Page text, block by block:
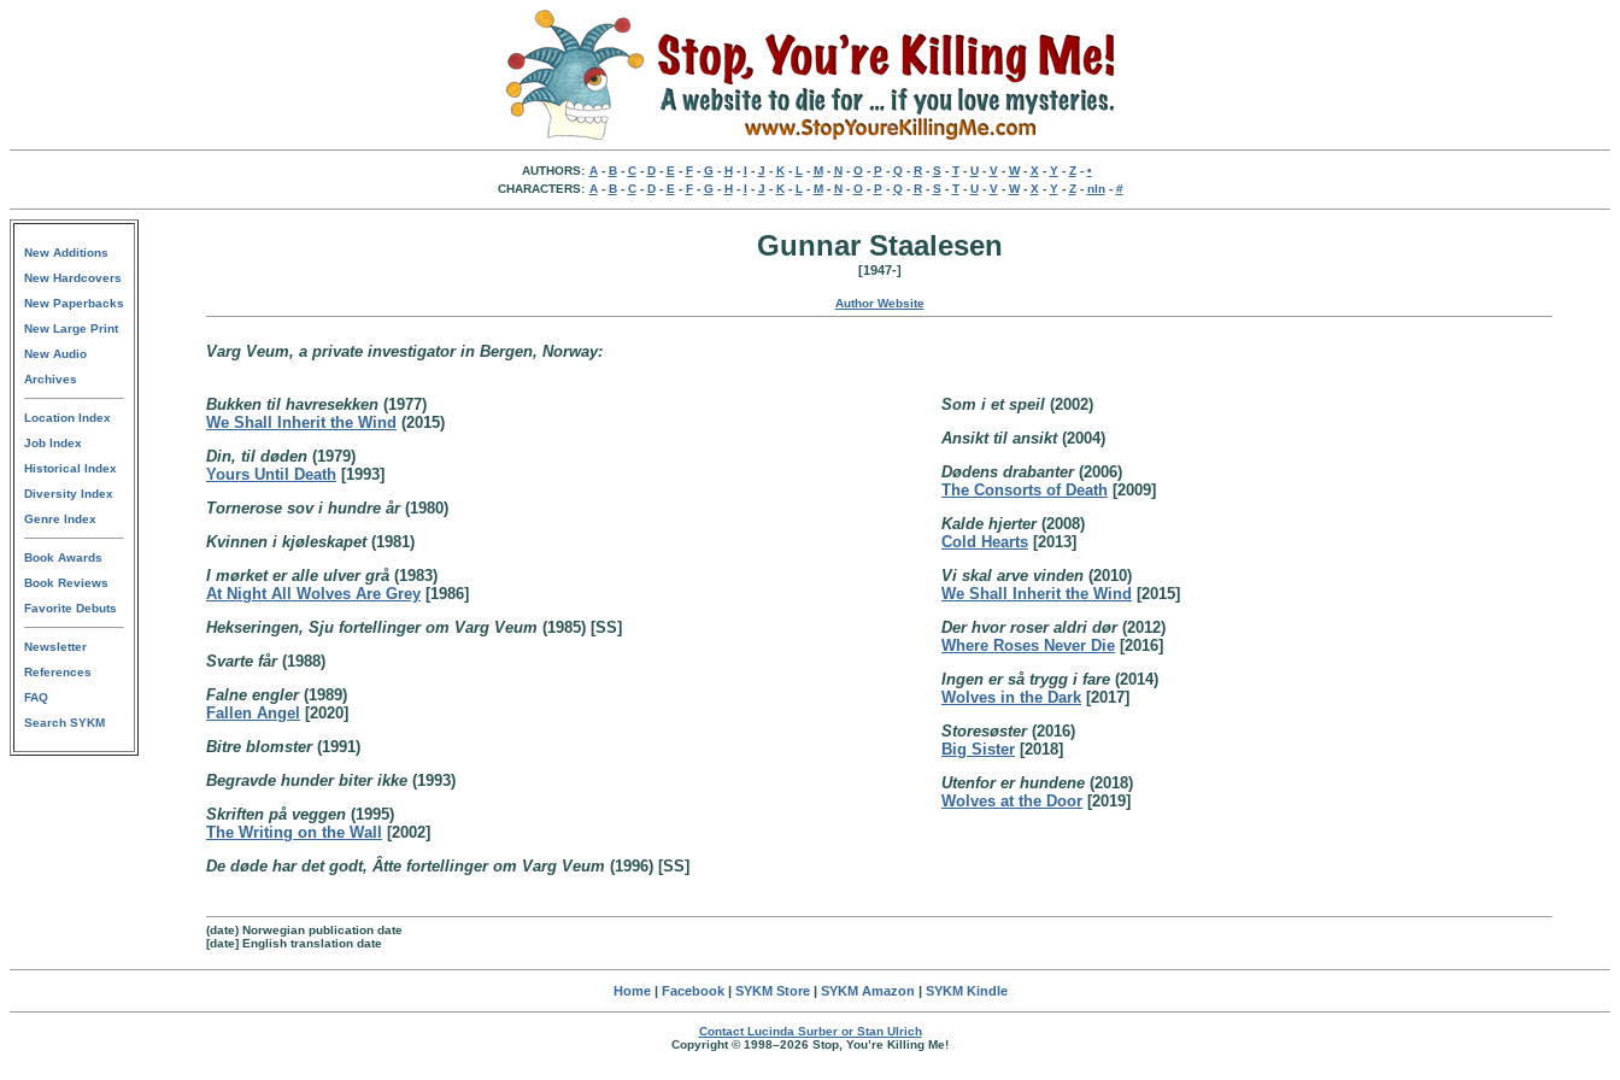
AUTHORS: A- B- C- D- E - F- G- H- I - J - K- L - M- N- O- P- Q- R- S- T- U- V- W- X - Y- Z- •
CHARACTERS: A- B- C- D- E - F- G- H- I - J - K- L - M- N- O- P- Q- R- S- T- U- V- W- X - Y- Z- nln- #
New Additions
New Hardcovers
New Paperbacks
New Large Print
New Audio
Archives
Location Index
Job Index
Historical Index
Diversity Index
Genre Index
Book Awards
Book Reviews
Favorite Debuts
Newsletter
References
FAQ
Search SYKM
Gunnar Staalesen
[1947-]
Author Website
Varg Veum, a private investigator in Bergen, Norway:
Bukken til havresekken (1977)
We Shall Inherit the Wind (2015)
Din, til døden (1979)
Yours Until Death [1993]
Tornerose sov i hundre år(1980)
Kvinnen i kjøleskapet(1981)
I mørket er alle ulver grå (1983)
At Night All Wolves Are Grey [1986]
Hekseringen, Sju fortellinger om Varg Veum (1985) [SS]
Svarte får(1988)
Falne engler(1989)
Fallen Angel
[2020]
Bitre blomster(1991)
Begravde hunder biter ikke (1993)
Skriften på veggen (1995)
The Writing on the Wall
[2002]
De døde har det godt, Âtte fortellinger om Varg Veum (1996) [SS]
Som i et speil (2002)
Ansikt til ansikt(2004)
Dødens drabanter(2006)
The Consorts of Death [2009]
Kalde hjerter(2008)
Cold Hearts [2013]
Vi skal arve vinden (2010)
We Shall Inherit the Wind [2015]
Der hvor roser aldri dør(2012)
Where Roses Never Die [2016]
Ingen er så trygg i fare (2014)
Wolves in the Dark [2017]
Storesøster(2016)
Big Sister [2018]
Utenfor er hundene (2018)
Wolves at the Door [2019]
(date) Norwegian publication date
[date] English translation date
Home| Facebook| SYKM Store| SYKM Amazon | SYKM Kindle
Contact Lucinda Surber or Stan Ulrich
Copyright © 1998–2026 Stop, You’re Killing Me!